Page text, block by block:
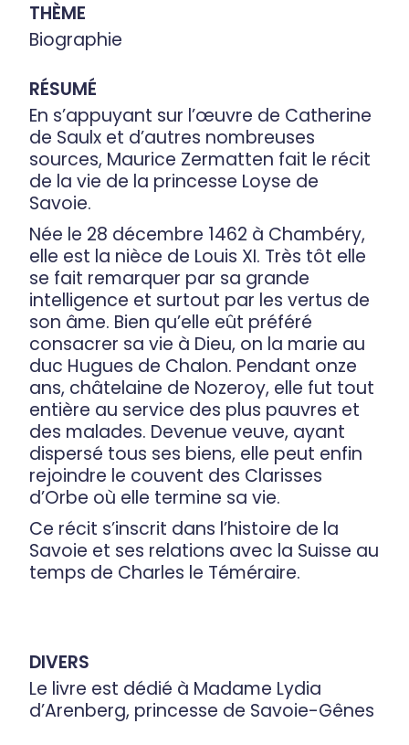
THÈME
Biographie
RÉSUMÉ
En s’appuyant sur l’œuvre de Catherine
de Saulx et d’autres nombreuses
sources, Maurice Zermatten fait le récit
de la vie de la princesse Loyse de
Savoie.
Née le 28 décembre 1462 à Chambéry,
elle est la nièce de Louis XI. Très tôt elle
se fait remarquer par sa grande
intelligence et surtout par les vertus de
son âme. Bien qu’elle eût préféré
consacrer sa vie à Dieu, on la marie au
duc Hugues de Chalon. Pendant onze
ans, châtelaine de Nozeroy, elle fut tout
entière au service des plus pauvres et
des malades. Devenue veuve, ayant
dispersé tous ses biens, elle peut enfin
rejoindre le couvent des Clarisses
d’Orbe où elle termine sa vie.
Ce récit s’inscrit dans l’histoire de la
Savoie et ses relations avec la Suisse au
temps de Charles le Téméraire.
DIVERS
Le livre est dédié à Madame Lydia
d’Arenberg, princesse de Savoie-Gênes